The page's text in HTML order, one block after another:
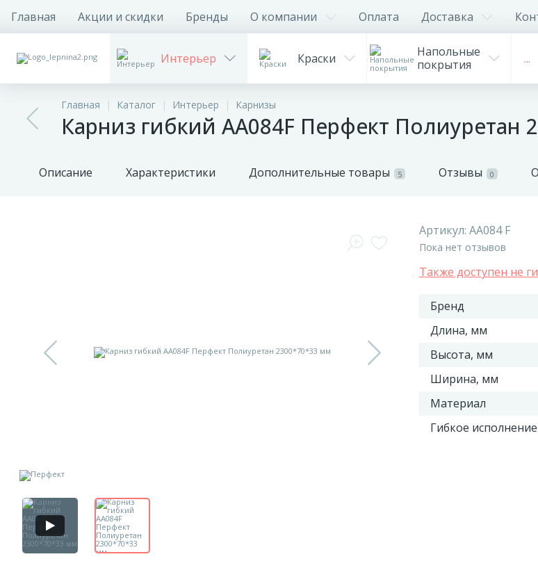
Главная Акции и скидки Бренды О компании Оплата Доставка
Интерьер Краски
Напольные
покрытия
...
Главная Каталог Интерьер Карнизы
Карниз гибкий AA084F Перфект Полиуретан
Описание Характеристики Дополнительные товары 5 Отзывы 0
Артикул: AA084 F
Пока нет отзывов
Также доступен не
Бренд
Длина, мм
Высота, мм
Ширина, мм
Материал
Гибкое исполнение